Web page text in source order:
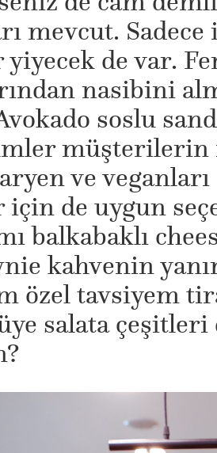
mevcut.
yiyecek de var.
nasibini
soslu
müşterilerin
ve
için de uygun
balkabaklı
kahvenin
özel tavsiyem
salata çeşitleri